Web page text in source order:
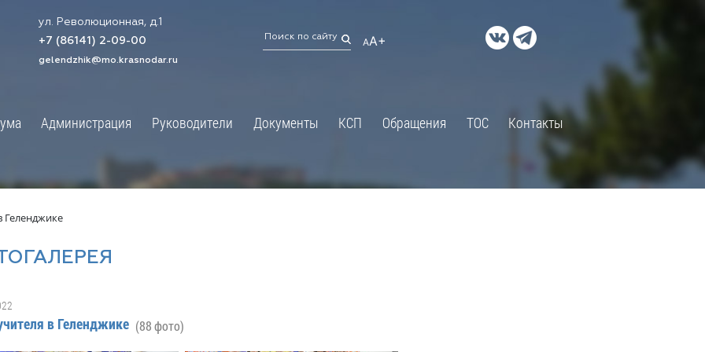
ул. Революционная, д.1
+7 (86141) 2-09-00
gelendzhik@mo.krasnodar.ru
АA+
Администрация Руководители Документы КСП Обращения ТОС Контакты
×
информация
организации
График приёмов граждан
депутатами
ДОКУМЕНТЫ
Правовые акты и их экспертиза
Экспертиза действующих
нормативных правовых актов
Оценка применения
Геленджике
в Геленджике (88 фото)